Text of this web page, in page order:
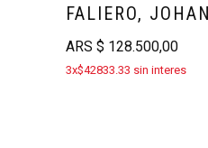
FALIERO,
ARS$ 128.500,00
3x$42833.33 sin interes